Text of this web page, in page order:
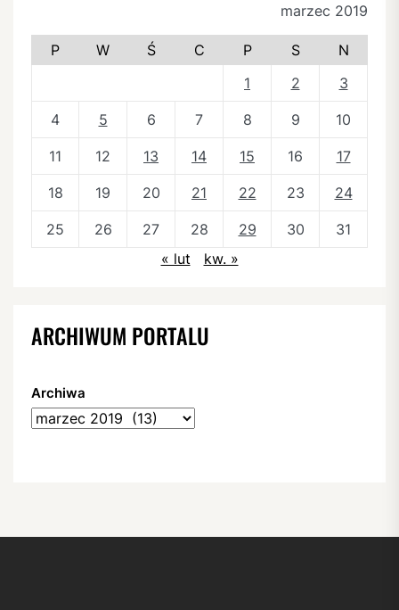
marzec 2019
P W Ś C P S
N
1
2 3
4 5 6 7 8 9 10
11 12 13 14 15 16 17
18 19 20 21 22 23 24
25 26 27 28 29 30
31
« lut
kw. »
ARCHIWUM PORTALU
Archiwa